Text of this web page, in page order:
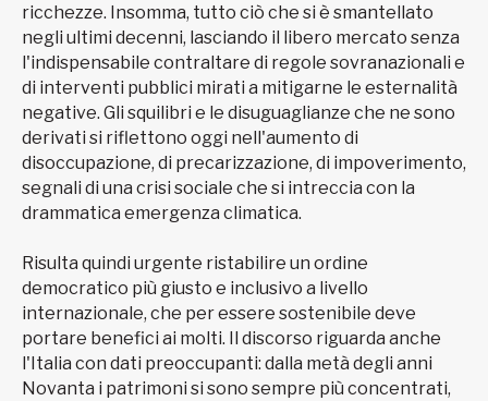
ricchezze. Insomma, tutto ciò che si è smantellato
negli ultimi decenni, lasciando il libero mercato senza
l'indispensabile contraltare di regole sovranazionali e
di interventi pubblici mirati a mitigarne le esternalità
negative. Gli squilibri e le disuguaglianze che ne sono
derivati si riflettono oggi nell'aumento di
disoccupazione, di precarizzazione, di impoverimento,
segnali di una crisi sociale che si intreccia con la
drammatica emergenza climatica.
Risulta quindi urgente ristabilire un ordine
democratico più giusto e inclusivo a livello
internazionale, che per essere sostenibile deve
portare benefici ai molti. Il discorso riguarda anche
l'Italia con dati preoccupanti: dalla metà degli anni
Novanta i patrimoni si sono sempre più concentrati,